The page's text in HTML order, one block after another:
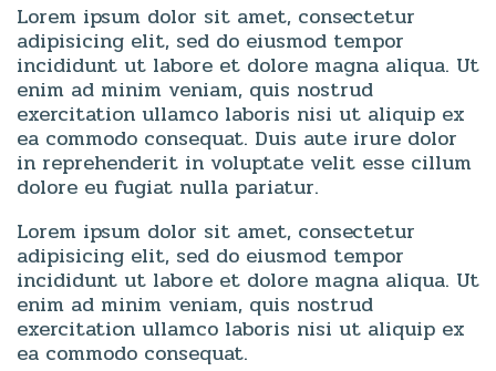
Lorem ipsum dolor sit amet, consectetur
adipisicing elit, sed do eiusmod tempor
incididunt ut labore et dolore magna aliqua. Ut
enim ad minim veniam, quis nostrud
exercitation ullamco laboris nisi ut aliquip ex
ea commodo consequat. Duis aute irure dolor
in reprehenderit in voluptate velit esse cillum
dolore eu fugiat nulla pariatur.
Lorem ipsum dolor sit amet, consectetur
adipisicing elit, sed do eiusmod tempor
incididunt ut labore et dolore magna aliqua. Ut
enim ad minim veniam, quis nostrud
exercitation ullamco laboris nisi ut aliquip ex
ea commodo consequat.